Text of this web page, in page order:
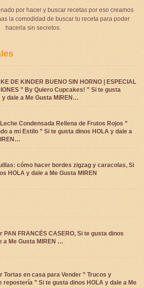
por hacer y buscar recetas por eso creamos
la comodidad de buscar tu receta para poder
hacerla sin secretos.
DE KINDER BUENO SIN HORNO | ESPECIAL
” By Quiero Cupcakes! ” Si te gusta
y dale a Me Gusta MIREN…
Condensada Rellena de Frutos Rojos ”
a mi Estilo ” Si te gusta dinos HOLA y dale a
cómo hacer bordes zigzag y caracolas, Si
HOLA y dale a Me Gusta MIREN
PAN FRANCÉS CASERO, Si te gusta dinos
a Me Gusta MIREN …
Tortas en casa para Vender ” Trucos y
repostería ” Si te gusta dinos HOLA y dale a Me